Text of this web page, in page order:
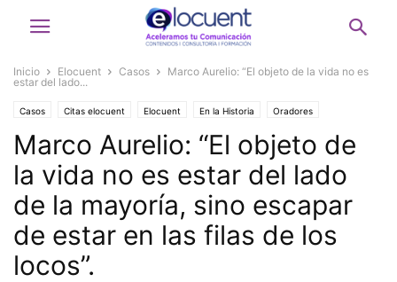
Inicio Elocuent Casos
Marco Aurelio: “El objeto de la vida no es
estar del lado...
Casos Citas elocuent Elocuent En la Historia Oradores
Marco Aurelio: “El objeto de
la vida no es estar del lado
de la mayoría, sino escapar
de estar en las filas de los
locos”.